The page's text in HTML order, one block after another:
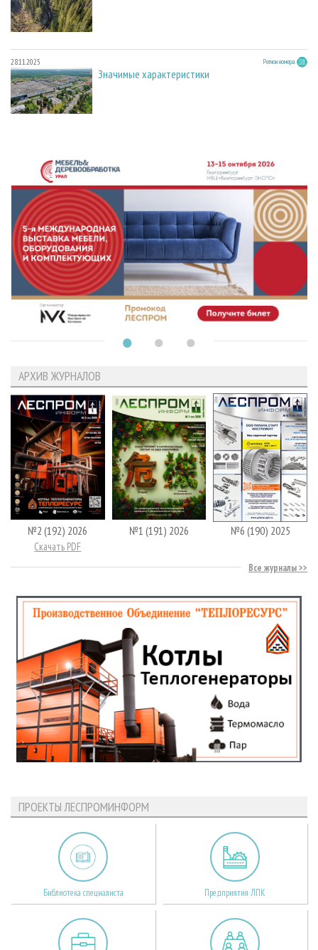
28.11.2025 Регион номера
Значимые характеристики
АРХИВ ЖУРНАЛОВ
№2 (192) 2026
Скачать PDF
№1 (191) 2026 №6 (190) 2025
Все журналы
ПРОЕКТЫ ЛЕСПРОМИНФОРМ
Библиотека специалиста Предприятия ЛПК